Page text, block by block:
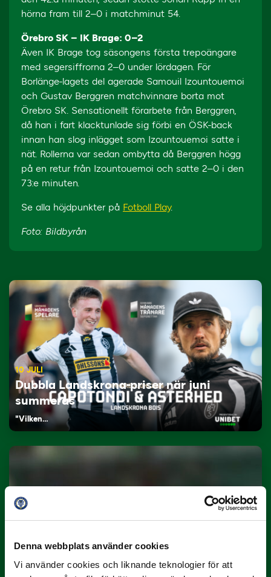
Denna webbplats använder cookies
Vi använder cookies och liknande teknologier för att
hörna fram till 2–0 i matchminut 54.
Örebro SK – IK Brage: 0–2
Även IK Brage tog säsongens första trepoängare
med segersiffrorna 2–0 under lördagen. För
Borlänge-lagets del agerade Samouil Izountouemoi
och Gustav Berggren matchvinnare borta mot
Örebro SK. Sensationellt förarbete från Berggren,
då han i fart klacktunlade sig förbi en ÖSK-back
innan han slog inlägget som Izountouemoi satte i
nät. Rollerna var sedan ombytta då Berggren högg
på en retur från Izountouemoi och satte 2–0 i den
73:e minuten.
Se alla höjdpunkter på Fotboll Play.
Foto: Bildbyrån
10 JULI
Dubbla Landskrona-priser när juni
summeras
"Vilken…
Han gjorde Månadens Mål i juni: ”En
projektil”